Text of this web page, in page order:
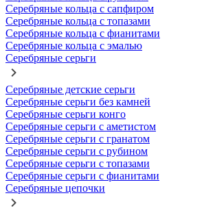
Серебряные кольца с сапфиром
Серебряные кольца с топазами
Серебряные кольца с фианитами
Серебряные кольца с эмалью
Серебряные серьги
Серебряные детские серьги
Серебряные серьги без камней
Серебряные серьги конго
Серебряные серьги с аметистом
Серебряные серьги с гранатом
Серебряные серьги с рубином
Серебряные серьги с топазами
Серебряные серьги с фианитами
Серебряные цепочки